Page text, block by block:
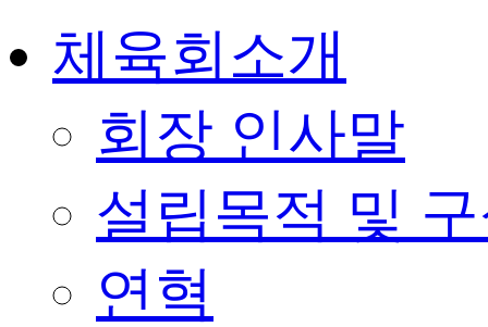
체육회소개
회장 인사말
설립목적 및
연혁